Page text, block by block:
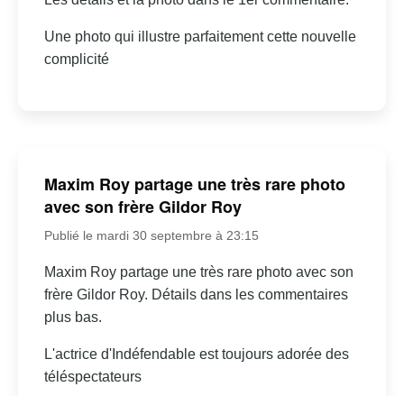
Une photo qui illustre parfaitement cette nouvelle
complicité
Maxim Roy partage une très rare photo
avec son frère Gildor Roy
Publié le mardi 30 septembre à 23:15
Maxim Roy partage une très rare photo avec son
frère Gildor Roy. Détails dans les commentaires
plus bas.
L'actrice d'Indéfendable est toujours adorée des
téléspectateurs